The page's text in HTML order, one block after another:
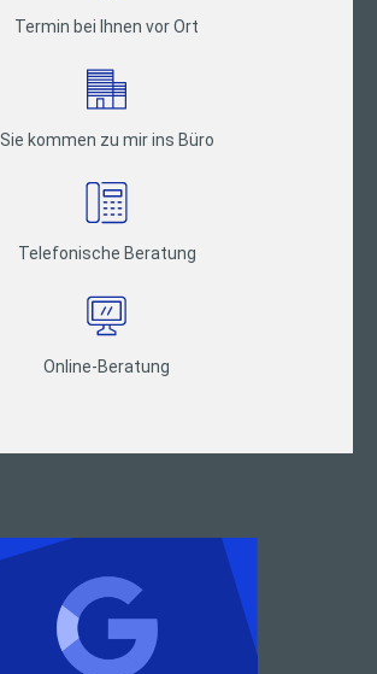
Termin bei Ihnen vor Ort
Sie kommen zu mir ins Büro
Telefonische Beratung
Online-Beratung